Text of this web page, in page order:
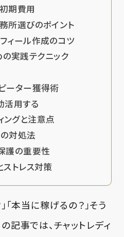
期費用
所選びのポイント
ィール作成のコツ
実践テクニック
ーター獲得術
活用する
ングと注意点
対処法
護の重要性
ストレス対策
「本当に稼げるの？」そう
記事では、チャットレディ